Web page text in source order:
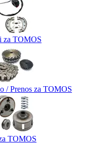
za TOMOS
/ Prenos za TOMOS
TOMOS